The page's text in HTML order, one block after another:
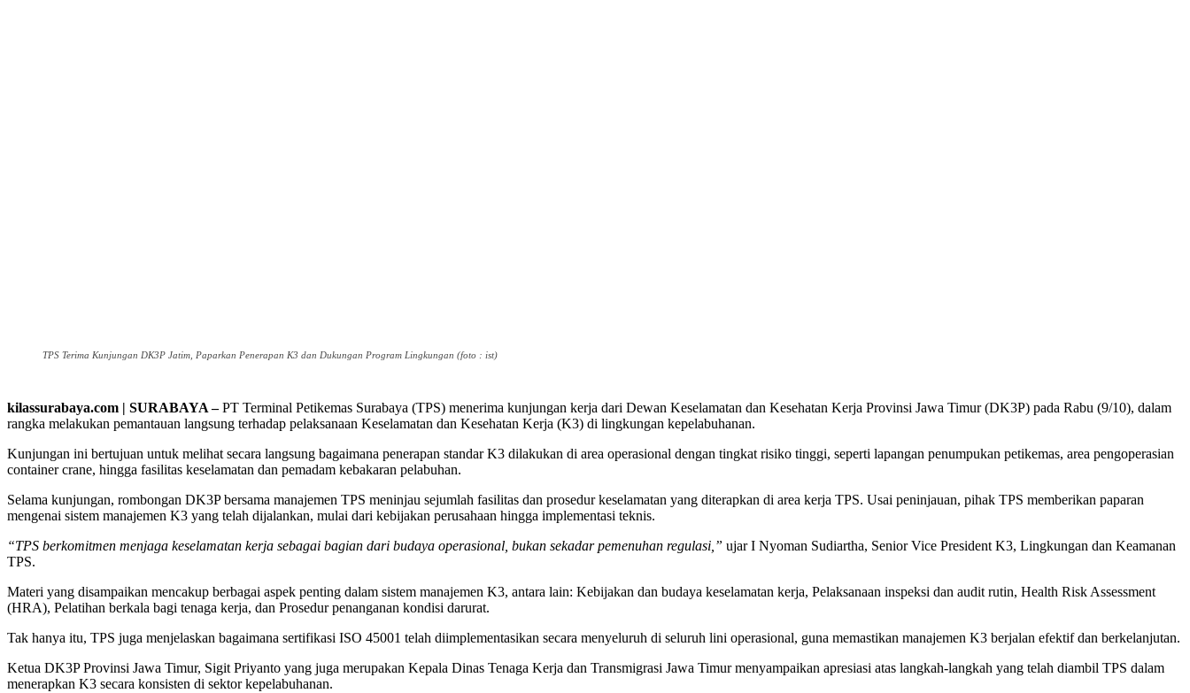
TPS Terima Kunjungan DK3P Jatim, Paparkan Penerapan K3 dan Dukungan Program Lingkungan (foto : ist)
kilassurabaya.com | SURABAYA –PT Terminal Petikemas Surabaya (TPS) menerima kunjungan kerja dari Dewan Keselamatan dan Kesehatan Kerja Provinsi Jawa Timur (DK3P) pada Rabu (9/10), dalam
rangka melakukan pemantauan langsung terhadap pelaksanaan Keselamatan dan Kesehatan Kerja (K3) di lingkungan kepelabuhanan.
Kunjungan ini bertujuan untuk melihat secara langsung bagaimana penerapan standar K3 dilakukan di area operasional dengan tingkat risiko tinggi, seperti lapangan penumpukan petikemas, area pengoperasian
container crane, hingga fasilitas keselamatan dan pemadam kebakaran pelabuhan.
Selama kunjungan, rombongan DK3P bersama manajemen TPS meninjau sejumlah fasilitas dan prosedur keselamatan yang diterapkan di area kerja TPS. Usai peninjauan, pihak TPS memberikan paparan
mengenai sistem manajemen K3 yang telah dijalankan, mulai dari kebijakan perusahaan hingga implementasi teknis.
“TPS berkomitmen menjaga keselamatan kerja sebagai bagian dari budaya operasional, bukan sekadar pemenuhan regulasi,” ujar I Nyoman Sudiartha, Senior Vice President K3, Lingkungan dan Keamanan
TPS.
Materi yang disampaikan mencakup berbagai aspek penting dalam sistem manajemen K3, antara lain: Kebijakan dan budaya keselamatan kerja, Pelaksanaan inspeksi dan audit rutin, Health Risk Assessment
(HRA), Pelatihan berkala bagi tenaga kerja, dan Prosedur penanganan kondisi darurat.
Tak hanya itu, TPS juga menjelaskan bagaimana sertifikasi ISO 45001 telah diimplementasikan secara menyeluruh di seluruh lini operasional, guna memastikan manajemen K3 berjalan efektif dan berkelanjutan.
Ketua DK3P Provinsi Jawa Timur, Sigit Priyanto yang juga merupakan Kepala Dinas Tenaga Kerja dan Transmigrasi Jawa Timur menyampaikan apresiasi atas langkah-langkah yang telah diambil TPS dalam
menerapkan K3 secara konsisten di sektor kepelabuhanan.